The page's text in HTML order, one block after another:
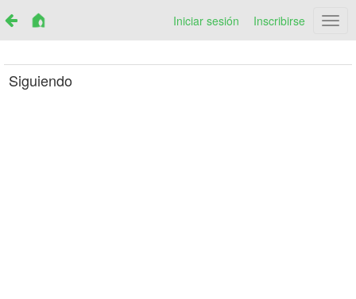
Iniciar sesión Inscribirse
Siguiendo